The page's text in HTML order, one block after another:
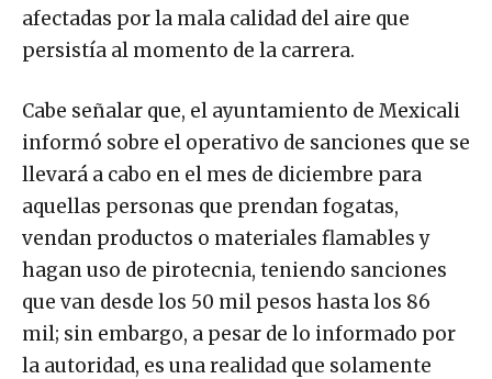
afectadas por la mala calidad del aire que
persistía al momento de la carrera.
Cabe señalar que, el ayuntamiento de Mexicali
informó sobre el operativo de sanciones que se
llevará a cabo en el mes de diciembre para
aquellas personas que prendan fogatas,
vendan productos o materiales flamables y
hagan uso de pirotecnia, teniendo sanciones
que van desde los 50 mil pesos hasta los 86
mil; sin embargo, a pesar de lo informado por
la autoridad, es una realidad que solamente